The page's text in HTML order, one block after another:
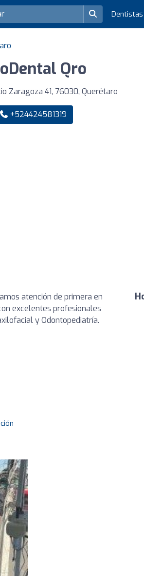
Dentistas
Qro
Zaragoza 41, 76030, Querétaro
+524424581319
atención de primera en
excelentes profesionales
y Odontopediatría.